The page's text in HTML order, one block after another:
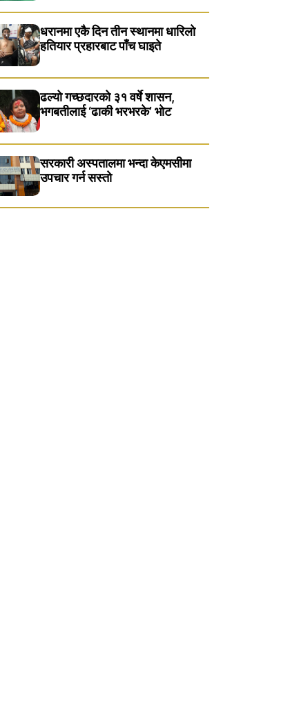
धरानमा एकै दिन तीन स्थानमा धारिलाे
हतियार प्रहारबाट पाँच घाइते
ढल्यो गच्छदारको ३१ वर्षे शासन,
भगबतीलाई ‘ढाकी भरभरके’ भाेट
सरकारी अस्पतालमा भन्दा केएमसीमा
उपचार गर्न सस्ताे